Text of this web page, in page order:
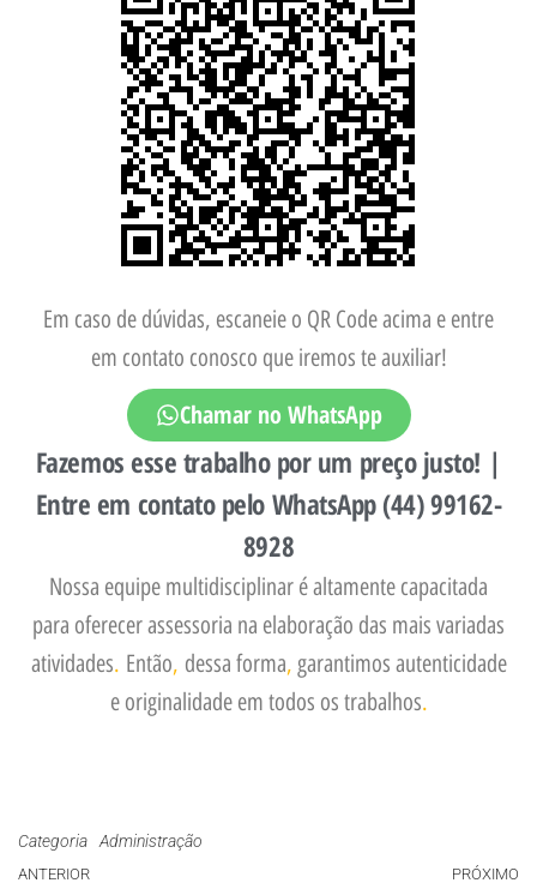
Em caso de dúvidas, escaneie o QR Code acima e entre
em contato conosco que iremos te auxiliar!
Chamar no WhatsApp
Fazemos esse trabalho por um preço justo! |
Entre em contato pelo WhatsApp (44) 99162-
8928
Nossa equipe multidisciplinar é altamente capacitada
para oferecer assessoria na elaboração das mais variadas
atividades. Então, dessa forma, garantimos autenticidade
e originalidade em todos os trabalhos.
Categoria Administração
ANTERIOR PRÓXIMO